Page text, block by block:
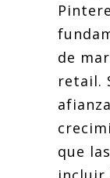
de
retail.
que